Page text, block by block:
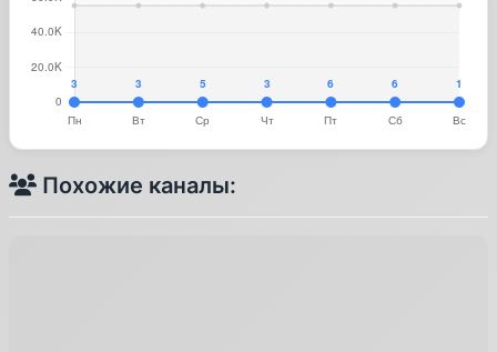
Похожие каналы: